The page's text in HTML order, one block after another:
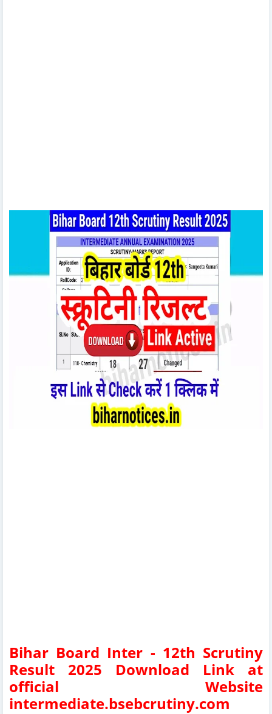
Bihar Board Inter - 12th Scrutiny
Result 2025 Download Link at
official Website
intermediate.bsebcrutiny.com